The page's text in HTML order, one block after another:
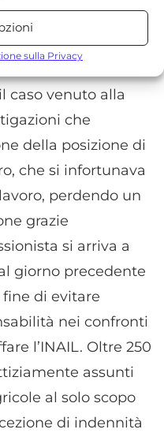
e/o accedervi, Misurare le
prestazioni dei contenuti,
fonti diverse.
e/o accedervi, Utilizzare
Creare profili per la
per la selezione di
per la personalizzazione
di contenuti
i servizi, Utilizzare dati
Sempre attivo
da altre
precisi,
sulla Privacy
nazionale,
in Italia.
caso venuto alla
che
della posizione di
che si infortunava
perdendo un
grazie
si arriva a
giorno precedente
fine di evitare
nei confronti
l’INAIL. Oltre 250
assunti
al solo scopo
di indennità